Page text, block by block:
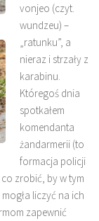
vonjeo (czyt.
wundzeu) –
„ratunku”, a
nieraz i strzały z
karabinu.
Któregoś dnia
spotkałem
komendanta
żandarmerii (to
formacja policji
zrobić, by w tym
liczyć na ich
zapewnić